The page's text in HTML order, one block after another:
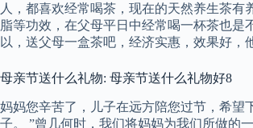
人，都喜欢经常喝茶，现在的天然养生茶有
脂等功效，在父母平日中经常喝一杯茶也是
以，送父母一盒茶吧，经济实惠，效果好，
母亲节送什么礼物: 母亲节送什么礼物好8
妈妈您辛苦了，儿子在远方陪您过节，希望
子。 ”曾几何时，我们将妈妈为我们所做的